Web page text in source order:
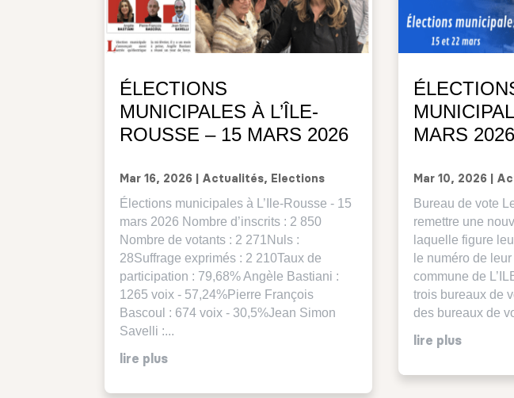
ÉLECTIONS
MUNICIPALES À L’ÎLE-
ROUSSE – 15 MARS 2026
Mar 16, 2026 Actualités, Elections
Élections municipales à L’Ile-Rousse - 15
mars 2026 Nombre d’inscrits : 2 850
Nombre de votants : 2 271Nuls :
28Suffrage exprimés : 2 210Taux de
participation : 79,68% Angèle Bastiani :
1265 voix - 57,24%Pierre François
Bascoul : 674 voix - 30,5%Jean Simon
Savelli :...
lire plus
MARS 2026
Mar 10, 2026|
Bureau de vote
remettre une
laquelle figure
le numéro de
commune de
trois bureaux de
des bureaux de
lire plus